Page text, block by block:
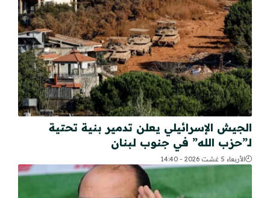
الجيش الإسرائيلي يعلن تدمير بنية تحتية
لـ”حزب الله” في جنوب لبنان
الأربعاء 5 غشت 2026 - 14:40